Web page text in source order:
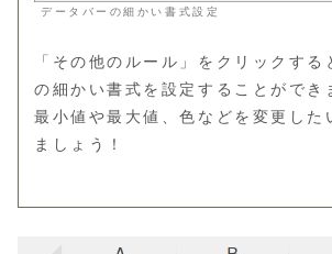
データバーの細かい書式設定
「その他のルール」をクリックする
の細かい書式を設定することができ
最小値や最大値、色などを変更した
ましょう！